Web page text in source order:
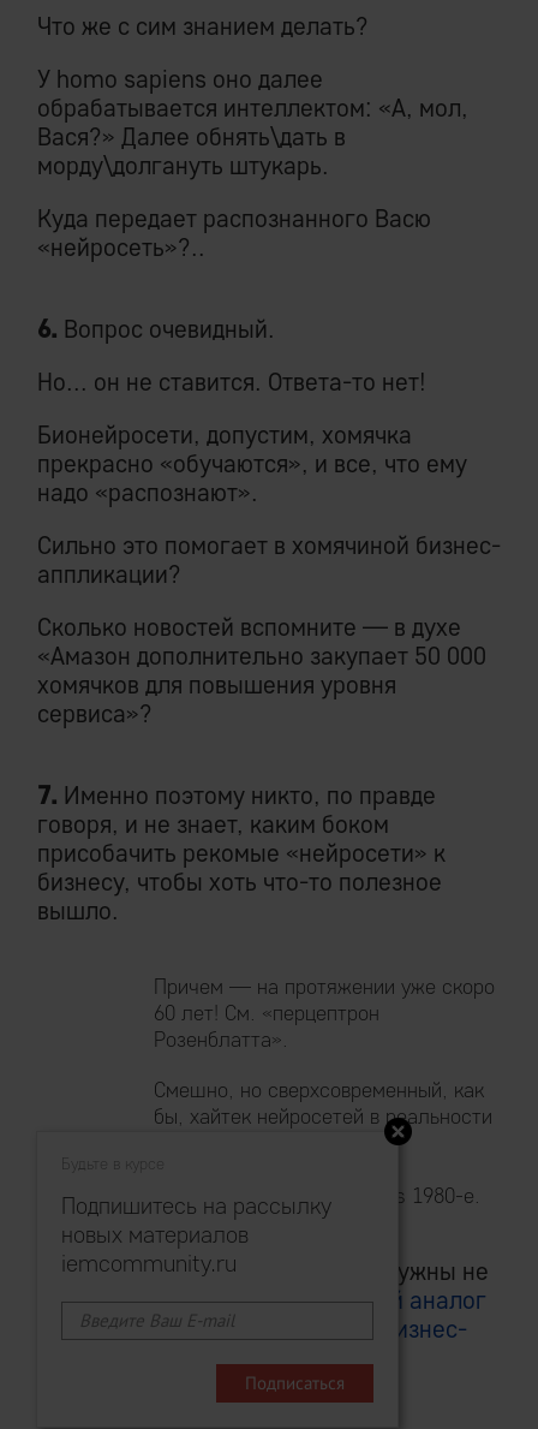
Будьте в курсе
Подпишитесь на рассылку
новых материалов
iemcommunity.ru
Что же с сим знанием делать?
У homo sapiens оно далее
обрабатывается интеллектом: «А, мол,
Вася?» Далее обнять\дать в
морду\долгануть штукарь.
Куда передает распознанного Васю
«нейросеть»?..
6. Вопрос очевидный.
Но... он не ставится. Ответа-то нет!
Бионейросети, допустим, хомячка
прекрасно «обучаются», и все, что ему
надо «распознают».
Сильно это помогает в хомячиной бизнес-
аппликации?
Сколько новостей вспомните — в духе
«Амазон дополнительно закупает 50 000
хомячков для повышения уровня
сервиса»?
7. Именно поэтому никто, по правде
говоря, и не знает, каким боком
присобачить рекомые «нейросети» к
бизнесу, чтобы хоть что-то полезное
вышло.
Причем — на протяжении уже скоро
60 лет! См. «перцептрон
Розенблатта».
Смешно, но сверхсовременный, как
бы, хайтек нейросетей в реальности
еще более ископаем, чем
окаменелости— 1960-е vs 1980-e.
Потому что реальному бизнесу нужны не
«нейросети», афункциональный аналог
человеческого интеллекта для бизнес-
И он уже существует.